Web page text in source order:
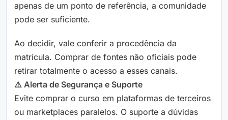
apenas de um ponto de referência, a comunidade
pode ser suficiente.
Ao decidir, vale conferir a procedência da
matrícula. Comprar de fontes não oficiais pode
retirar totalmente o acesso a esses canais.
⚠️ Alerta de Segurança e Suporte
Evite comprar o curso em plataformas de terceiros
ou marketplaces paralelos. O suporte a dúvidas